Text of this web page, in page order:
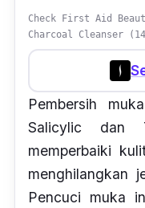
Check First Aid
Charcoal Cleanser
Pembersih
Salicylic dan
memperbaiki
menghilangkan
Pencuci muka